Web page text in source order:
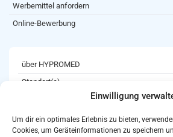
Einwilligung
Um dir ein optimales Erlebnis zu bieten,
Cookies, um Geräteinformationen zu speichern
Werbemittel anfordern
Online-Bewerbung
über HYPROMED
Standort(e)
Karriere
Newsletter